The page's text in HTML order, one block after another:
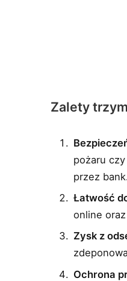
Zalety
pożaru
przez
Łatwość
online
Zysk z
Ochrona